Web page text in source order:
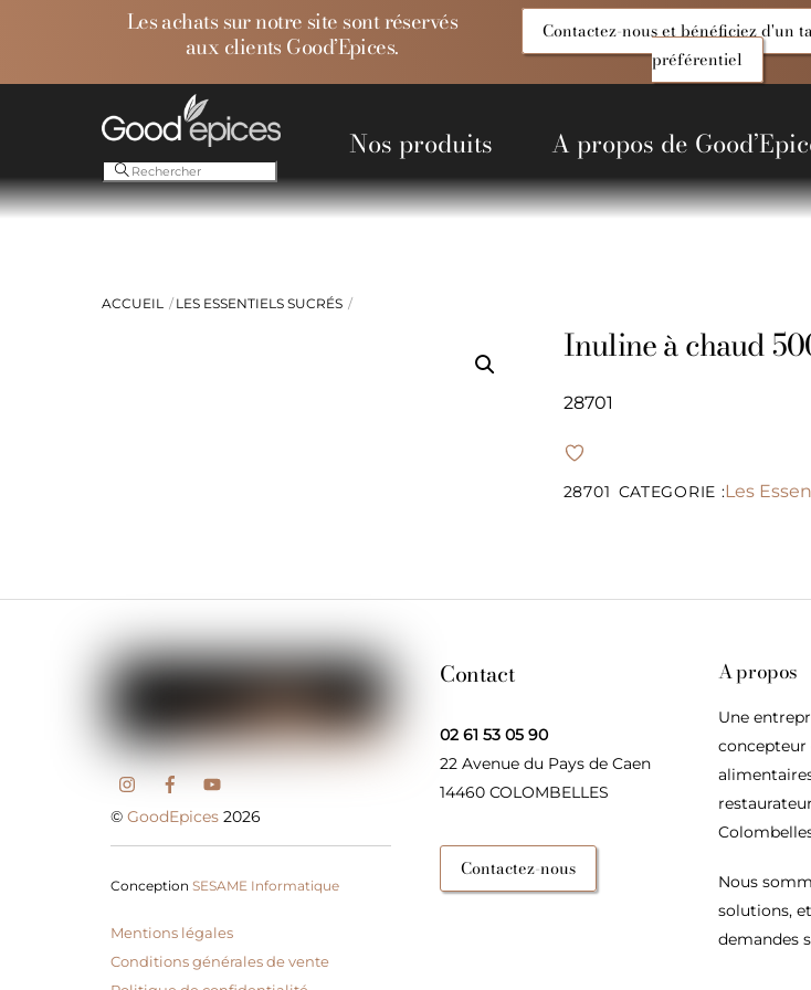
Les achats sur notre site sont réservés
aux clients Good’Epices.
Contactez-nous et bénéficiez d'un
préférentiel
Nos produits A propos de
ACCUEIL LES ESSENTIELS SUCRÉS
Inuline à chaud
28701
28701 CATEGORIE :Les
©GoodEpices 2026
ConceptionSESAME Informatique
Mentions légales
Conditions générales de vente
Contact
02 61 53 05 90
22 Avenue du Pays de Caen
14460 COLOMBELLES
Contactez-nous
A propos
Une
Nous
solutions,
demandes